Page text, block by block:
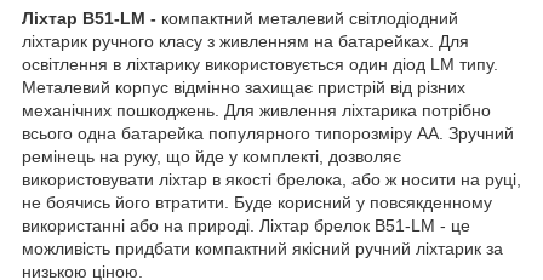
Ліхтар B51-LM - компактний металевий світлодіодний
ліхтарик ручного класу з живленням на батарейках. Для
освітлення в ліхтарику використовується один діод LM типу.
Металевий корпус відмінно захищає пристрій від різних
механічних пошкоджень. Для живлення ліхтарика потрібно
всього одна батарейка популярного типорозміру АА. Зручний
ремінець на руку, що йде у комплекті, дозволяє
використовувати ліхтар в якості брелока, або ж носити на руці,
не боячись його втратити. Буде корисний у повсякденному
використанні або на природі. Ліхтар брелок B51-LM - це
можливість придбати компактний якісний ручний ліхтарик за
низькою ціною.